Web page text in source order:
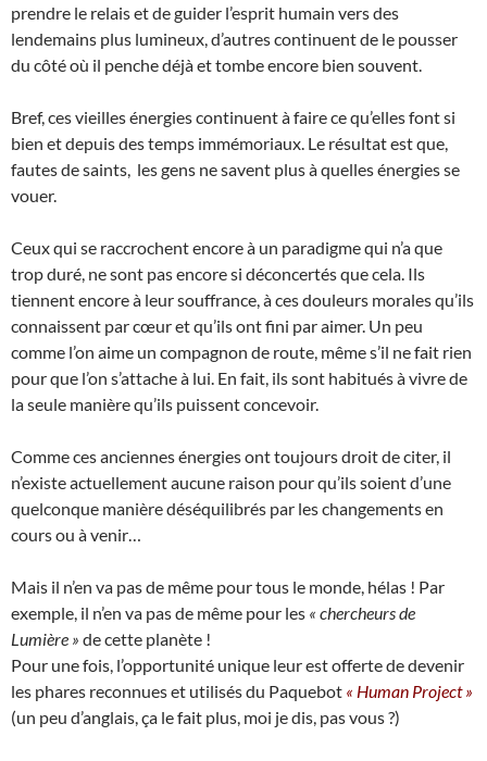
prendre le relais et de guider l’esprit humain vers des
lendemains plus lumineux, d’autres continuent de le pousser
du côté où il penche déjà et tombe encore bien souvent.
Bref, ces vieilles énergies continuent à faire ce qu’elles font si
bien et depuis des temps immémoriaux. Le résultat est que,
fautes de saints, les gens ne savent plus à quelles énergies se
vouer.
Ceux qui se raccrochent encore à un paradigme qui n’a que
trop duré, ne sont pas encore si déconcertés que cela. Ils
tiennent encore à leur souffrance, à ces douleurs morales qu’ils
connaissent par cœur et qu’ils ont fini par aimer. Un peu
comme l’on aime un compagnon de route, même s’il ne fait rien
pour que l’on s’attache à lui. En fait, ils sont habitués à vivre de
la seule manière qu’ils puissent concevoir.
Comme ces anciennes énergies ont toujours droit de citer, il
n’existe actuellement aucune raison pour qu’ils soient d’une
quelconque manière déséquilibrés par les changements en
cours ou à venir…
Mais il n’en va pas de même pour tous le monde, hélas ! Par
exemple, il n’en va pas de même pour les « chercheurs de
Lumière » de cette planète !
Pour une fois, l’opportunité unique leur est offerte de devenir
les phares reconnues et utilisés du Paquebot « Human Project »
(un peu d’anglais, ça le fait plus, moi je dis, pas vous ?)